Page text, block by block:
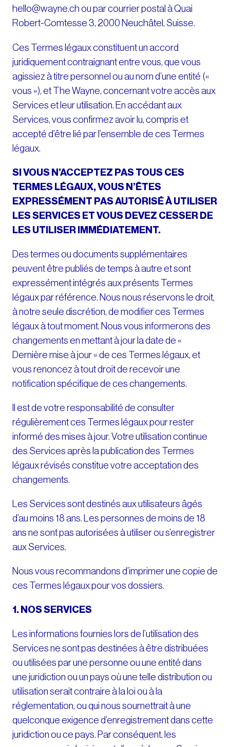
hello@wayne.ch ou par courrier postal à Quai
Robert-Comtesse 3, 2000 Neuchâtel, Suisse.
Ces Termes légaux constituent un accord
juridiquement contraignant entre vous, que vous
agissiez à titre personnel ou au nom d’une entité («
vous »), et The Wayne, concernant votre accès aux
Services et leur utilisation. En accédant aux
Services, vous confirmez avoir lu, compris et
accepté d’être lié par l’ensemble de ces Termes
légaux.
SI VOUS N’ACCEPTEZ PAS TOUS CES
TERMES LÉGAUX, VOUS N’ÊTES
EXPRESSÉMENT PAS AUTORISÉ À UTILISER
LES SERVICES ET VOUS DEVEZ CESSER DE
LES UTILISER IMMÉDIATEMENT.
Des termes ou documents supplémentaires
peuvent être publiés de temps à autre et sont
expressément intégrés aux présents Termes
légaux par référence. Nous nous réservons le droit,
à notre seule discrétion, de modifier ces Termes
légaux à tout moment. Nous vous informerons des
changements en mettant à jour la date de «
Dernière mise à jour » de ces Termes légaux, et
vous renoncez à tout droit de recevoir une
notification spécifique de ces changements.
Il est de votre responsabilité de consulter
régulièrement ces Termes légaux pour rester
informé des mises à jour. Votre utilisation continue
des Services après la publication des Termes
légaux révisés constitue votre acceptation des
changements.
Les Services sont destinés aux utilisateurs âgés
d’au moins 18 ans. Les personnes de moins de 18
ans ne sont pas autorisées à utiliser ou s’enregistrer
aux Services.
Nous vous recommandons d’imprimer une copie de
ces Termes légaux pour vos dossiers.
1. NOS SERVICES
Les informations fournies lors de l’utilisation des
Services ne sont pas destinées à être distribuées
ou utilisées par une personne ou une entité dans
une juridiction ou un pays où une telle distribution ou
utilisation serait contraire à la loi ou à la
réglementation, ou qui nous soumettrait à une
quelconque exigence d’enregistrement dans cette
juridiction ou ce pays. Par conséquent, les